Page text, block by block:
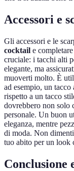
Accessori e
Gli accessori e le
cocktail e
cruciale: i tacchi alti
elegante, ma
muoverti molto. È
ad esempio, un
rispetto a un tacco
dovrebbero non solo
personale. Un buon
eleganza, mentre
di moda. Non
tuo abito per un look
Conclusione